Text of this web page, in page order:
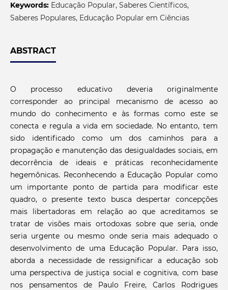
Keywords: Educação Popular, Saberes Científicos,
Saberes Populares, Educação Popular em Ciências
ABSTRACT
O processo educativo deveria originalmente
corresponder ao principal mecanismo de acesso ao
mundo do conhecimento e às formas como este se
conecta e regula a vida em sociedade. No entanto, tem
sido identificado como um dos caminhos para a
propagação e manutenção das desigualdades sociais, em
decorrência de ideais e práticas reconhecidamente
hegemônicas. Reconhecendo a Educação Popular como
um importante ponto de partida para modificar este
quadro, o presente texto busca despertar concepções
mais libertadoras em relação ao que acreditamos se
tratar de visões mais ortodoxas sobre que seria, onde
seria urgente ou mesmo onde seria mais adequado o
desenvolvimento de uma Educação Popular. Para isso,
aborda a necessidade de ressignificar a educação sob
uma perspectiva de justiça social e cognitiva, com base
nos pensamentos de Paulo Freire, Carlos Rodrigues